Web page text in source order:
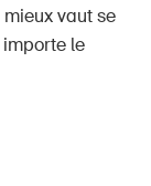
vaut se
le